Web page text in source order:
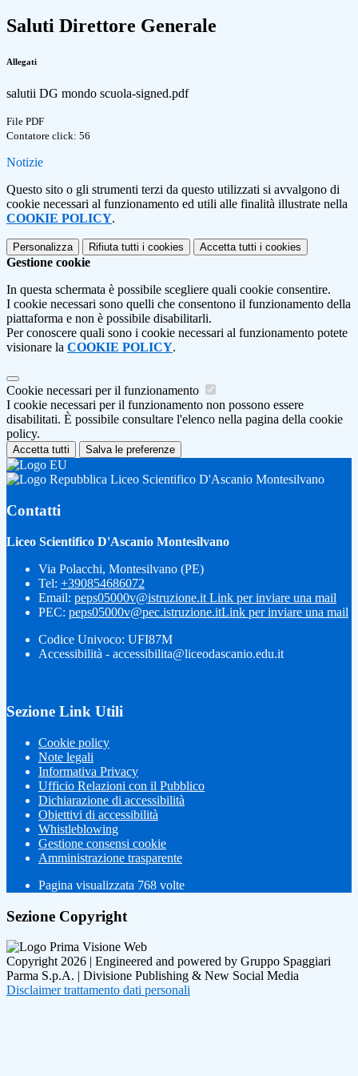
Saluti Direttore Generale
Allegati
salutii DG mondo scuola-signed.pdf
File PDF
Contatore click: 56
Notizie
Questo sito o gli strumenti terzi da questo utilizzati si avvalgono di
cookie necessari al funzionamento ed utili alle finalità illustrate nella
COOKIE POLICY.
Personalizza Rifiuta tutti i cookies Accetta tutti i cookies
Gestione cookie
In questa schermata è possibile scegliere quali cookie consentire.
I cookie necessari sono quelli che consentono il funzionamento della
piattaforma e non è possibile disabilitarli.
Per conoscere quali sono i cookie necessari al funzionamento potete
visionare la COOKIE POLICY.
Cookie necessari per il funzionamento
I cookie necessari per il funzionamento non possono essere
disabilitati. È possibile consultare l'elenco nella pagina della cookie
policy.
Accetta tutti Salva le preferenze
Liceo Scientifico D'Ascanio Montesilvano
Contatti
Liceo Scientifico D'Ascanio Montesilvano
Via Polacchi, Montesilvano (PE)
Tel: +390854686072
Email: peps05000v@istruzione.it Link per inviare una mail
PEC: peps05000v@pec.istruzione.itLink per inviare una mail
Codice Univoco: UFI87M
Accessibilità - accessibilita@liceodascanio.edu.it
Sezione Link Utili
Cookie policy
Note legali
Informativa Privacy
Ufficio Relazioni con il Pubblico
Dichiarazione di accessibilità
Obiettivi di accessibilità
Whistleblowing
Gestione consensi cookie
Amministrazione trasparente
Pagina visualizzata 768 volte
Sezione Copyright
Copyright 2026 | Engineered and powered by Gruppo Spaggiari
Parma S.p.A. | Divisione Publishing & New Social Media
Disclaimer trattamento dati personali